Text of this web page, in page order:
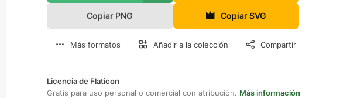
Copiar PNG Copiar SVG
Más formatos Añadir a la colección Compartir
Licencia de Flaticon
Gratis para uso personal o comercial con atribución. Más información